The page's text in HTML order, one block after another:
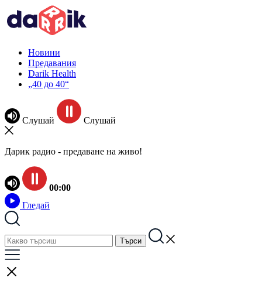
Новини
Предавания
Darik Health
„40 до 40“
Слушай Слушай
Дарик радио - предаване на живо!
00:00
Гледай